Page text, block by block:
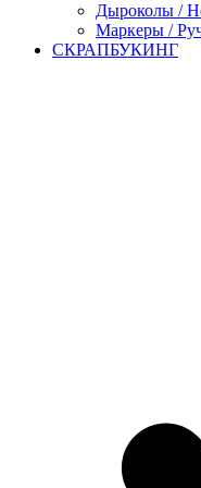
Дыроколы /
Маркеры /
СКРАПБУКИНГ